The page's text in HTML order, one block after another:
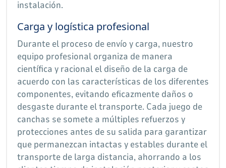
instalación.
Carga y logística profesional
Durante el proceso de envío y carga, nuestro
equipo profesional organiza de manera
científica y racional el diseño de la carga de
acuerdo con las características de los diferentes
componentes, evitando eficazmente daños o
desgaste durante el transporte. Cada juego de
canchas se somete a múltiples refuerzos y
protecciones antes de su salida para garantizar
que permanezcan intactas y estables durante el
transporte de larga distancia, ahorrando a los